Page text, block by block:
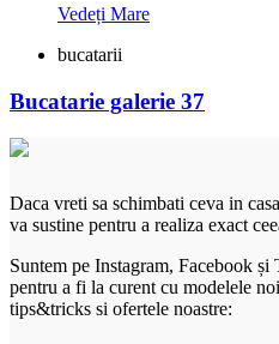
Vedeți Mare
bucatarii
Bucatarie galerie 37
Daca vreti sa schimbati ceva in
va sustine pentru a realiza exact
Suntem pe Instagram, Facebook
pentru a fi la curent cu modelele
tips&tricks si ofertele noastre: